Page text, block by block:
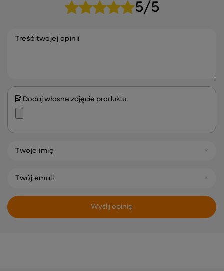
5/5
Treść twojej opinii
Dodaj własne zdjęcie produktu:
Twoje imię
Twój email
Wyślij opinię